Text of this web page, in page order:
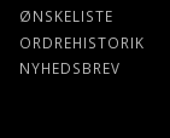
ØNSKELISTE
ORDREHISTORIK
NYHEDSBREV